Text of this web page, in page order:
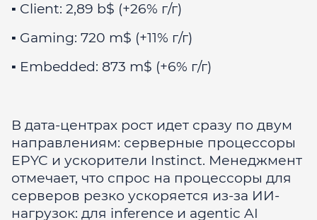
▪️ Client: 2,89 b$ (+26% г/г)
▪️ Gaming: 720 m$ (+11% г/г)
▪️ Embedded: 873 m$ (+6% г/г)
В дата-центрах рост идет сразу по двум
направлениям: серверные процессоры
EPYC и ускорители Instinct. Менеджмент
отмечает, что спрос на процессоры для
серверов резко ускоряется из-за ИИ-
нагрузок: для inference и agentic AI